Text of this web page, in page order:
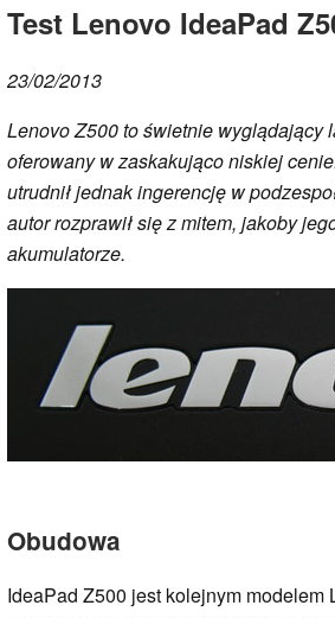
Test Lenovo IdeaPad
23/02/2013
Lenovo Z500 to świetnie wyglądający
oferowany w zaskakująco niskiej
utrudnił jednak ingerencję w
autor rozprawił się z mitem, jakoby
akumulatorze.
Obudowa
IdeaPad Z500 jest kolejnym modelem